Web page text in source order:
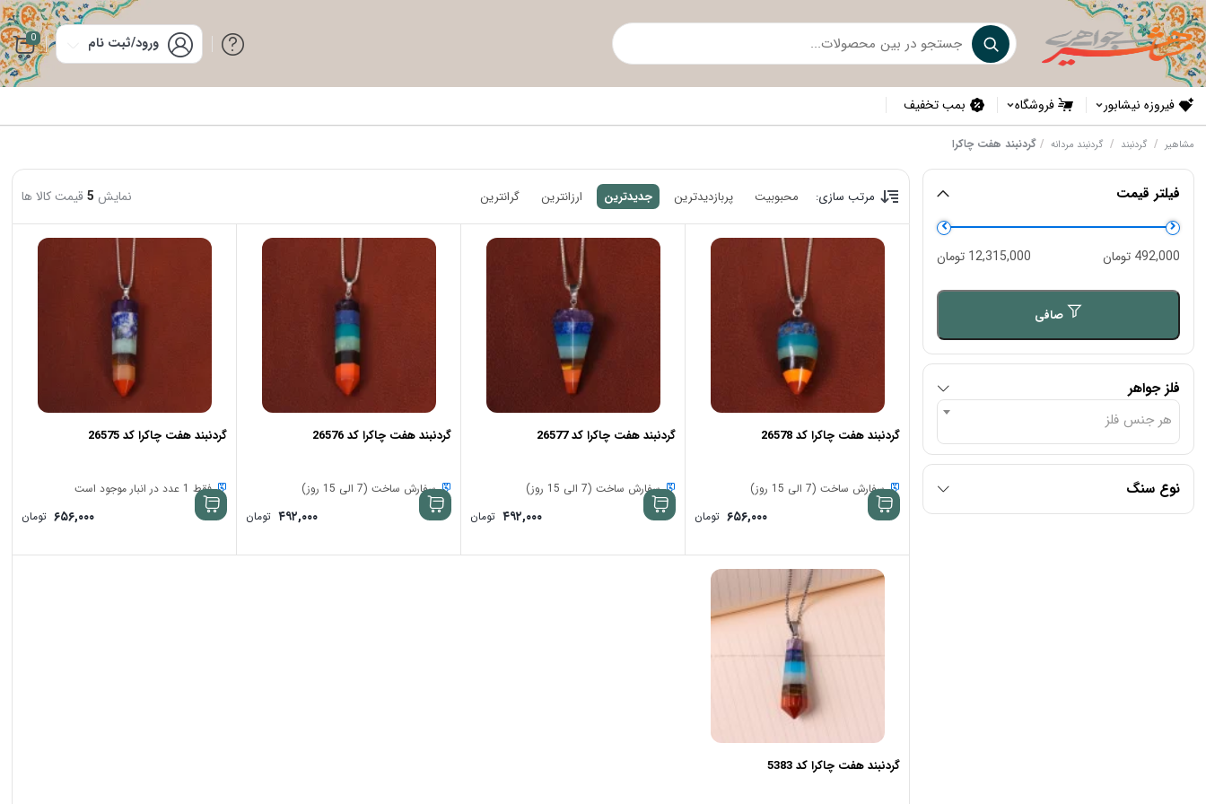
ورود/ثبت نام 0
فیروزه نیشابور فروشگاه بمب تخفیف
مشاهیر / گردنبند / گردنبند مردانه /گردنبند هفت چاکرا
فیلتر قیمت
حداقل
قیمت
حداكثر
قيمت
صافی
492,000 تومان 12,315,000 تومان
فلز جواهر
هر جنس فلز
نوع سنگ
مرتب سازی: محبوبیت پربازدیدترین جدیدترین ارزانترین گرانترین نمایش 5 قیمت کالا ها
گردنبند هفت چاکرا کد 26578
سفارش ساخت (7 الی 15 روز)
۶۵۶,۰۰۰ تومان
گردنبند هفت چاکرا کد 26577
سفارش ساخت (7 الی 15 روز)
۴۹۲,۰۰۰ تومان
گردنبند هفت چاکرا کد 26576
سفارش ساخت (7 الی 15 روز)
۴۹۲,۰۰۰ تومان
گردنبند هفت چاکرا کد 26575
فقط 1 عدد در انبار موجود است
۶۵۶,۰۰۰ تومان
گردنبند هفت چاکرا کد 5383